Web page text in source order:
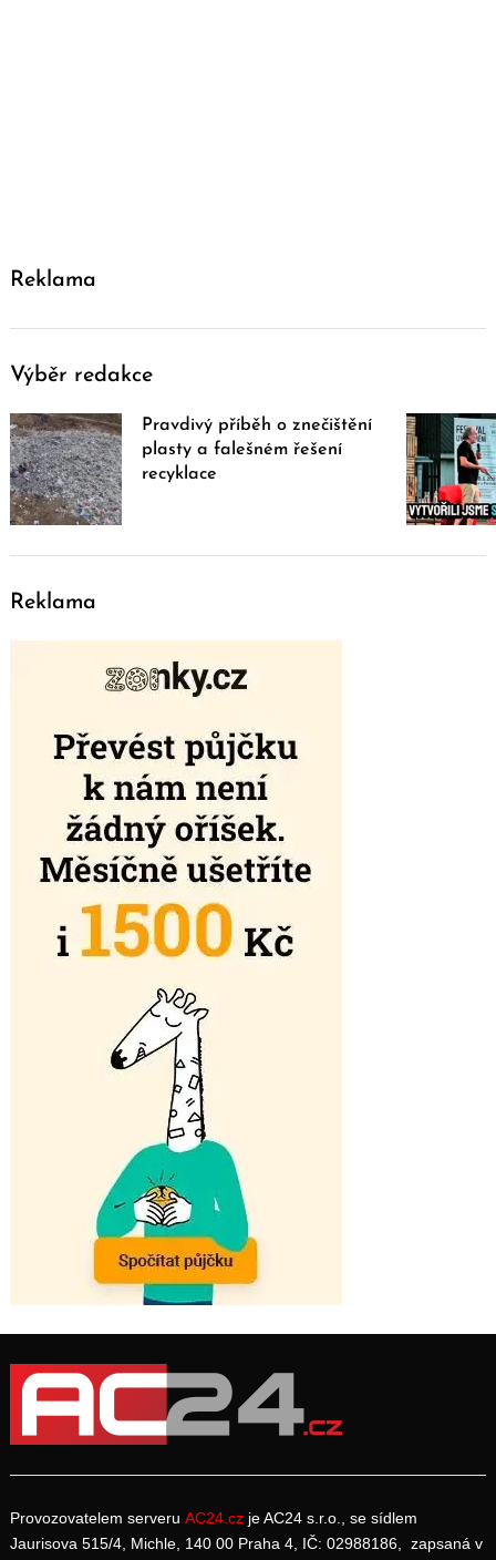
Reklama
Výběr redakce
Pravdivý příběh o znečištění
plasty a falešném řešení
recyklace
Reklama
Provozovatelem serveru AC24.cz je AC24 s.r.o., se sídlem
Jaurisova 515/4, Michle, 140 00 Praha 4, IČ: 02988186, zapsaná v